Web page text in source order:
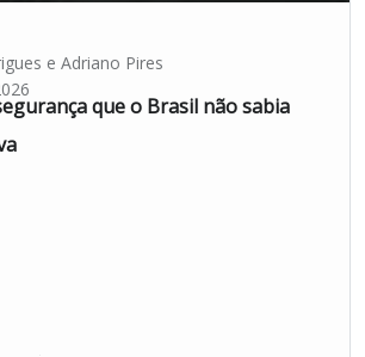
e Adriano Pires
que o Brasil não sabia